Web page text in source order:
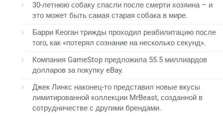
30-летнюю собаку спасли после смерти хозяина – и
это может быть самая старая собака в мире.
Барри Кеоган трижды проходил реабилитацию после
того, как «потерял сознание на несколько секунд».
Компания GameStop предложила 55.5 миллиардов
долларов за покупку eBay.
Джек Линкс наконец-то представил новые вкусы
лимитированной коллекции MrBeast, созданной в
сотрудничестве с другими брендами.